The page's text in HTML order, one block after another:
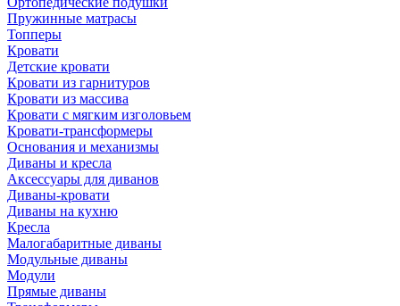
Пружинные матрасы
Топперы
Кровати
Детские кровати
Кровати из гарнитуров
Кровати из массива
Кровати с мягким изголовьем
Кровати-трансформеры
Основания и механизмы
Диваны и кресла
Аксессуары для диванов
Диваны-кровати
Диваны на кухню
Кресла
Малогабаритные диваны
Модульные диваны
Модули
Прямые диваны